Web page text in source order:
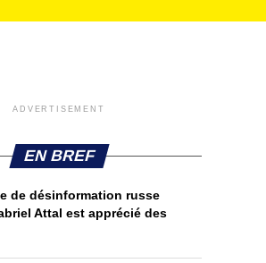
ADVERTISEMENT
EN BREF
de désinformation russe
Attal est apprécié des